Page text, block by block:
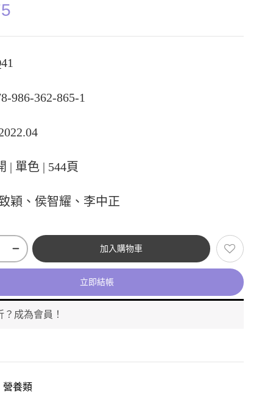
986-362-865-1
| 單色 | 544頁
穎、侯智耀、李中正
加入購物車
立即結帳
？成為會員！
營養類